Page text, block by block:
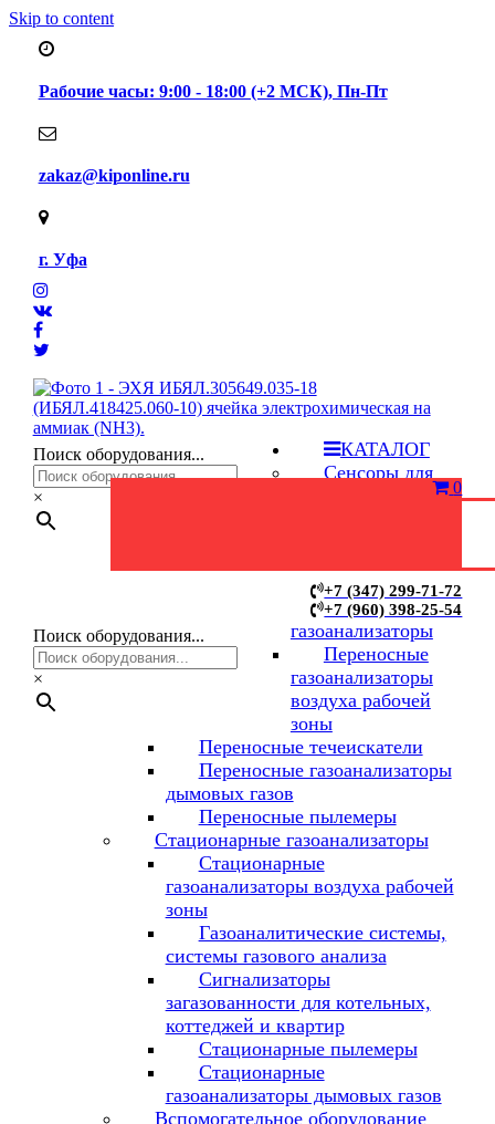
Skip to content
Рабочие часы: 9:00 - 18:00 (+2 МСК), Пн-Пт
zakaz@kiponline.ru
г. Уфа
Поиск оборудования...
×
0
+7 (347) 299-71-72
+7 (960) 398-25-54
Поиск оборудования...
×
КАТАЛОГ
Сенсоры для
газоанализаторов
газоанализаторы
Переносные
газоанализаторы
воздуха рабочей
зоны
Переносные течеискатели
Переносные газоанализаторы
дымовых газов
Переносные пылемеры
Стационарные газоанализаторы
Стационарные
газоанализаторы воздуха рабочей
зоны
Газоаналитические системы,
системы газового анализа
Сигнализаторы
загазованности для котельных,
коттеджей и квартир
Стационарные пылемеры
Стационарные
газоанализаторы дымовых газов
Вспомогательное оборудование